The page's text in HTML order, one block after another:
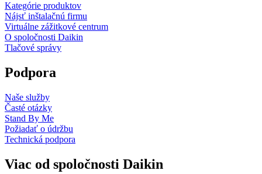
Kategórie produktov
Nájsť inštalačnú firmu
Virtuálne zážitkové centrum
O spoločnosti Daikin
Tlačové správy
Podpora
Naše služby
Časté otázky
Stand By Me
Požiadať o údržbu
Technická podpora
Viac od spoločnosti Daikin